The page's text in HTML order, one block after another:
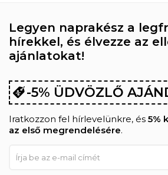
Legyen naprakész a
hírekkel, és élvezze az
ajánlatokat!
-5% ÜDVÖZLŐ
Iratkozzon fel hírlevelünkre, és 5%
az első megrendelésére.